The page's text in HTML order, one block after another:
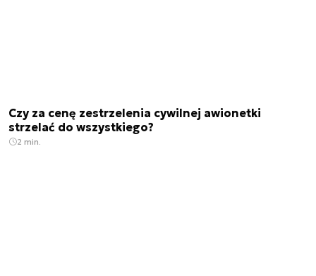
Czy za cenę zestrzelenia cywilnej awionetki
strzelać do wszystkiego?
2 min.